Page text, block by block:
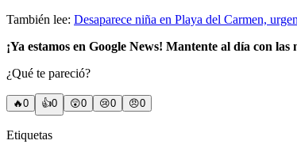
También lee: Desaparece niña en Playa del Carmen,
¡Ya estamos en Google News! Mantente al día con
¿Qué te pareció?
🔥0 👍0 😲0 😢0 😠0
Etiquetas